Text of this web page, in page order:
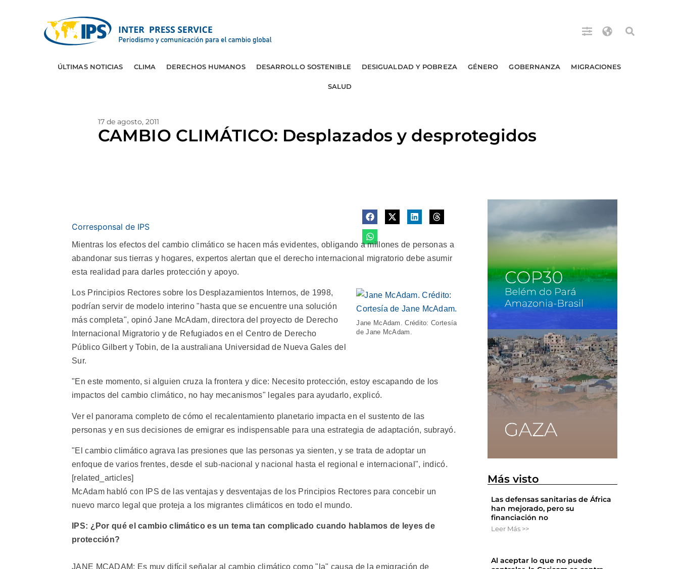
ÚLTIMAS NOTICIAS CLIMA DERECHOS HUMANOS DESARROLLO SOSTENIBLE DESIGUALDAD Y POBREZA GÉNERO GOBERNANZA MIGRACIONES
SALUD
17 de agosto, 2011
CAMBIO CLIMÁTICO: Desplazados y desprotegidos
Corresponsal de IPS
Mientras los efectos del cambio climático se hacen más evidentes, obligando a millones de personas a
abandonar sus tierras y hogares, expertos alertan que el derecho internacional migratorio debe asumir
esta realidad para darles protección y apoyo.
Jane McAdam. Crédito: Cortesía
de Jane McAdam.
Los Principios Rectores sobre los Desplazamientos Internos, de 1998,
podrían servir de modelo interino "hasta que se encuentre una solución
más completa", opinó Jane McAdam, directora del proyecto de Derecho
Internacional Migratorio y de Refugiados en el Centro de Derecho
Público Gilbert y Tobin, de la australiana Universidad de Nueva Gales del
Sur.
"En este momento, si alguien cruza la frontera y dice: Necesito protección, estoy escapando de los
impactos del cambio climático, no hay mecanismos" legales para ayudarlo, explicó.
Ver el panorama completo de cómo el recalentamiento planetario impacta en el sustento de las
personas y en sus decisiones de emigrar es indispensable para una estrategia de adaptación, subrayó.
"El cambio climático agrava las presiones que las personas ya sienten, y se trata de adoptar un
enfoque de varios frentes, desde el sub-nacional y nacional hasta el regional e internacional", indicó.
[related_articles]
McAdam habló con IPS de las ventajas y desventajas de los Principios Rectores para concebir un
nuevo marco legal que proteja a los migrantes climáticos en todo el mundo.
IPS: ¿Por qué el cambio climático es un tema tan complicado cuando hablamos de leyes de
protección?
JANE MCADAM: Es muy difícil señalar al cambio climático como "la" causa de la emigración de
Más visto
Las defensas sanitarias de África
han mejorado, pero su
financiación no
Leer Más >>
Al aceptar lo que no puede